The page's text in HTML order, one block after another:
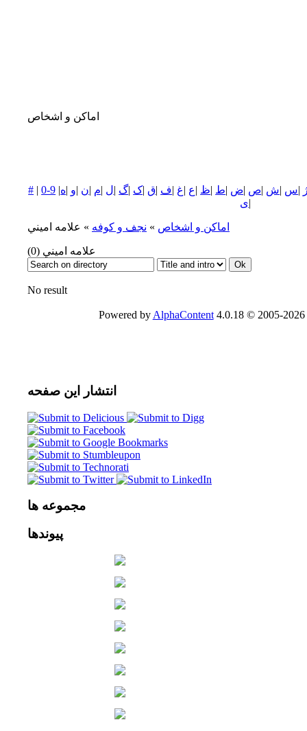
اماکن و اشخاص
# |0-9 | |س |ش |ص |ض |ط |ظ |ع |غ |ف |ق |ک |گ |ل |م |ن |و |ه
|ی
اماکن و اشخاص » نجف و كوفه » علامه اميني
علامه اميني (0)
No result
Powered by AlphaContent4.0.18 © 2005-2026
انتشار این صفحه
مجموعه ها
پیوندها